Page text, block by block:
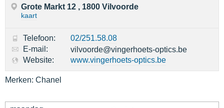
Grote Markt 12 , 1800 Vilvoorde
kaart
Telefoon:
02/251.58.08
E-mail:
vilvoorde@vingerhoets-optics.be
Website:
www.vingerhoets-optics.be
Merken: Chanel